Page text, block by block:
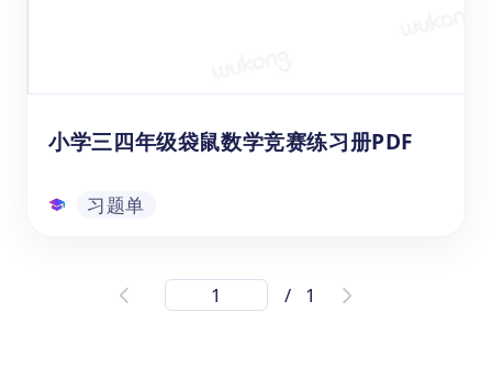
小学三四年级袋鼠数学竞赛练习册PDF
习题单
小学三四年级袋鼠数学竞赛练习册PDF
这份适合小学三四年级的PDF练习册包含30道
/ 1